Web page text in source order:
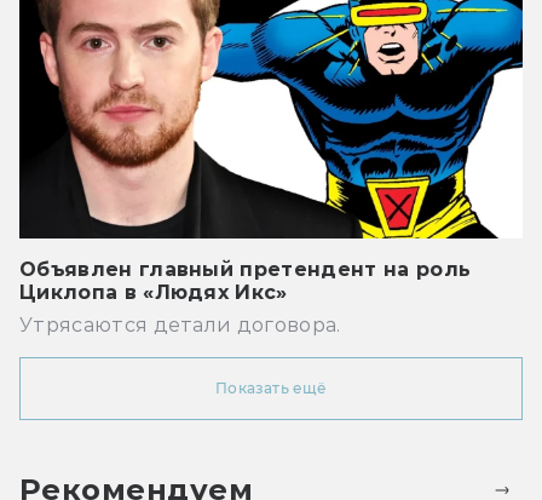
Объявлен главный претендент на роль
Циклопа в «Людях Икс»
Утрясаются детали договора.
Показать ещё
Рекомендуем